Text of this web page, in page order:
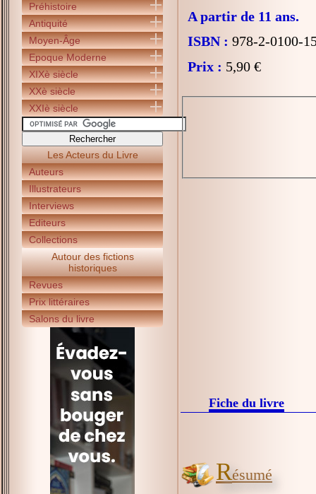
Préhistoire
Antiquité
Moyen-Âge
Epoque Moderne
XIXè siècle
XXè siècle
XXIè siècle
Les Acteurs du Livre
Auteurs
Illustrateurs
Interviews
Editeurs
Collections
Autour des fictions
historiques
Revues
Prix littéraires
Salons du livre
A partir de 11 ans.
ISBN : 978-2-0100-
Prix : 5,90 €
Fiche du livre
Résumé